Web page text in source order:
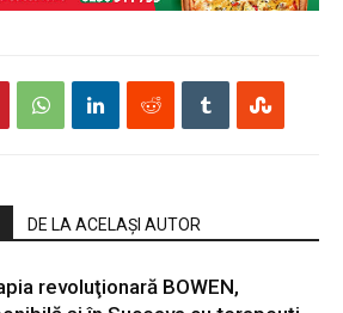
DE LA ACELAȘI AUTOR
revoluţionară BOWEN,